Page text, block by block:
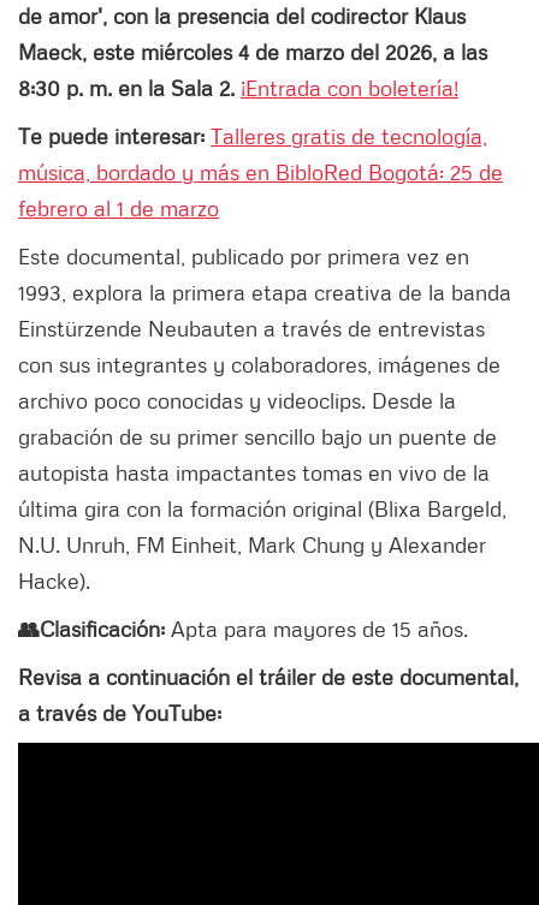
de amor', con la presencia del codirector Klaus
Maeck, este miércoles 4 de marzo del 2026, a las
8:30 p. m. en la Sala 2. ¡Entrada con boletería!
Te puede interesar: Talleres gratis de tecnología,
música, bordado y más en BibloRed Bogotá: 25 de
febrero al 1 de marzo
Este documental, publicado por primera vez en
1993, explora la primera etapa creativa de la banda
Einstürzende Neubauten a través de entrevistas
con sus integrantes y colaboradores, imágenes de
archivo poco conocidas y videoclips. Desde la
grabación de su primer sencillo bajo un puente de
autopista hasta impactantes tomas en vivo de la
última gira con la formación original (Blixa Bargeld,
N.U. Unruh, FM Einheit, Mark Chung y Alexander
Hacke).
👥Clasificación: Apta para mayores de 15 años.
Revisa a continuación el tráiler de este documental,
a través de YouTube: